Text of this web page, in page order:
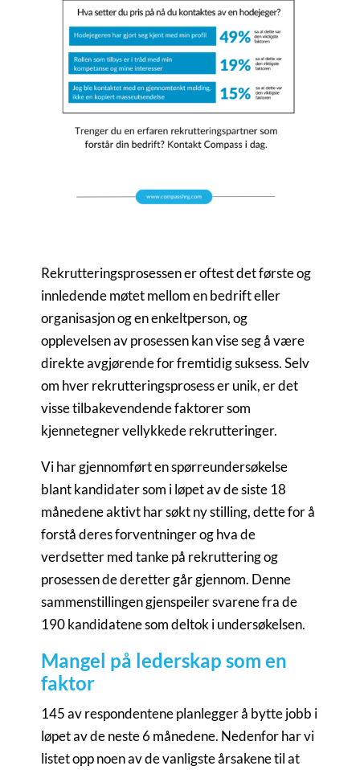
Rekrutteringsprosessen er oftest det første og
innledende møtet mellom en bedrift eller
organisasjon og en enkeltperson, og
opplevelsen av prosessen kan vise seg å være
direkte avgjørende for fremtidig suksess. Selv
om hver rekrutteringsprosess er unik, er det
visse tilbakevendende faktorer som
kjennetegner vellykkede rekrutteringer.
Vi har gjennomført en spørreundersøkelse
blant kandidater som i løpet av de siste 18
månedene aktivt har søkt ny stilling, dette for å
forstå deres forventninger og hva de
verdsetter med tanke på rekruttering og
prosessen de deretter går gjennom. Denne
sammenstillingen gjenspeiler svarene fra de
190 kandidatene som deltok i undersøkelsen.
Mangel på lederskap som en
faktor
145 av respondentene planlegger å bytte jobb i
løpet av de neste 6 månedene. Nedenfor har vi
listet opp noen av de vanligste årsakene til at